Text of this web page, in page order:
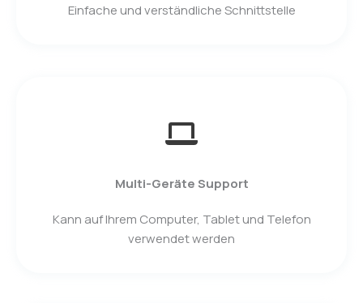
Einfache und verständliche Schnittstelle
Multi-Geräte Support
Kann auf Ihrem Computer, Tablet und Telefon
verwendet werden